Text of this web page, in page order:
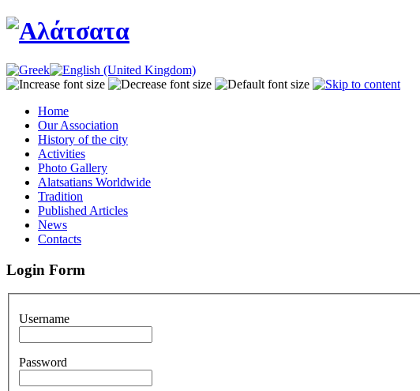
Home
Our Association
History of the city
Activities
Photo Gallery
Alatsatians Worldwide
Tradition
Published Articles
News
Contacts
Login Form
Username
Password